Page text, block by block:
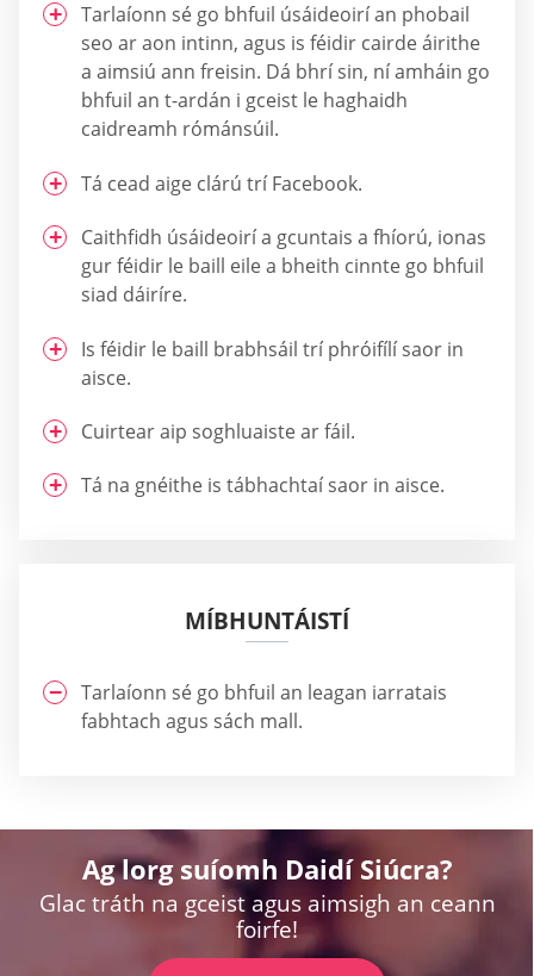
Tarlaíonn sé go bhfuil úsáideoirí an phobail
seo ar aon intinn, agus is féidir cairde áirithe
a aimsiú ann freisin. Dá bhrí sin, ní amháin go
bhfuil an t-ardán i gceist le haghaidh
caidreamh rómánsúil.
Tá cead aige clárú trí Facebook.
Caithfidh úsáideoirí a gcuntais a fhíorú, ionas
gur féidir le baill eile a bheith cinnte go bhfuil
siad dáiríre.
Is féidir le baill brabhsáil trí phróifílí saor in
aisce.
Cuirtear aip soghluaiste ar fáil.
Tá na gnéithe is tábhachtaí saor in aisce.
MÍBHUNTÁISTÍ
Tarlaíonn sé go bhfuil an leagan iarratais
fabhtach agus sách mall.
Ag lorg suíomh Daidí Siúcra?
Glac tráth na gceist agus aimsigh an ceann
foirfe!